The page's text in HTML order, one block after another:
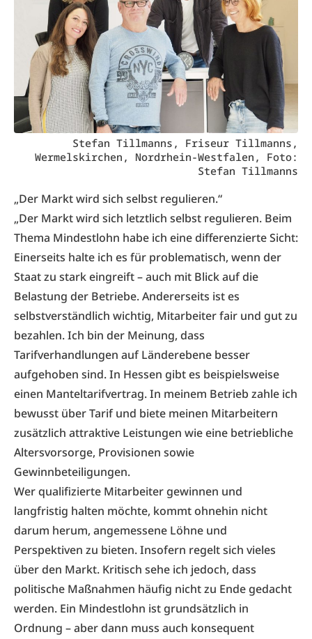
Stefan Tillmanns, Friseur Tillmanns,
Wermelskirchen, Nordrhein-Westfalen, Foto:
Stefan Tillmanns
„Der Markt wird sich selbst regulieren.“
„Der Markt wird sich letztlich selbst regulieren. Beim
Thema Mindestlohn habe ich eine differenzierte Sicht:
Einerseits halte ich es für problematisch, wenn der
Staat zu stark eingreift – auch mit Blick auf die
Belastung der Betriebe. Andererseits ist es
selbstverständlich wichtig, Mitarbeiter fair und gut zu
bezahlen. Ich bin der Meinung, dass
Tarifverhandlungen auf Länderebene besser
aufgehoben sind. In Hessen gibt es beispielsweise
einen Manteltarifvertrag. In meinem Betrieb zahle ich
bewusst über Tarif und biete meinen Mitarbeitern
zusätzlich attraktive Leistungen wie eine betriebliche
Altersvorsorge, Provisionen sowie
Gewinnbeteiligungen.
Wer qualifizierte Mitarbeiter gewinnen und
langfristig halten möchte, kommt ohnehin nicht
darum herum, angemessene Löhne und
Perspektiven zu bieten. Insofern regelt sich vieles
über den Markt. Kritisch sehe ich jedoch, dass
politische Maßnahmen häufig nicht zu Ende gedacht
werden. Ein Mindestlohn ist grundsätzlich in
Ordnung – aber dann muss auch konsequent